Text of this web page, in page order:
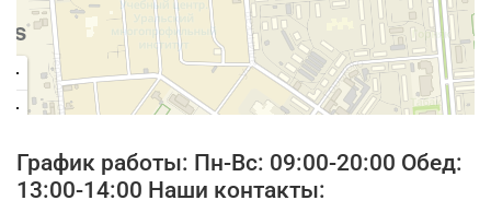
График работы: Пн-Вс: 09:00-20:00 Обед:
13:00-14:00 Наши контакты: